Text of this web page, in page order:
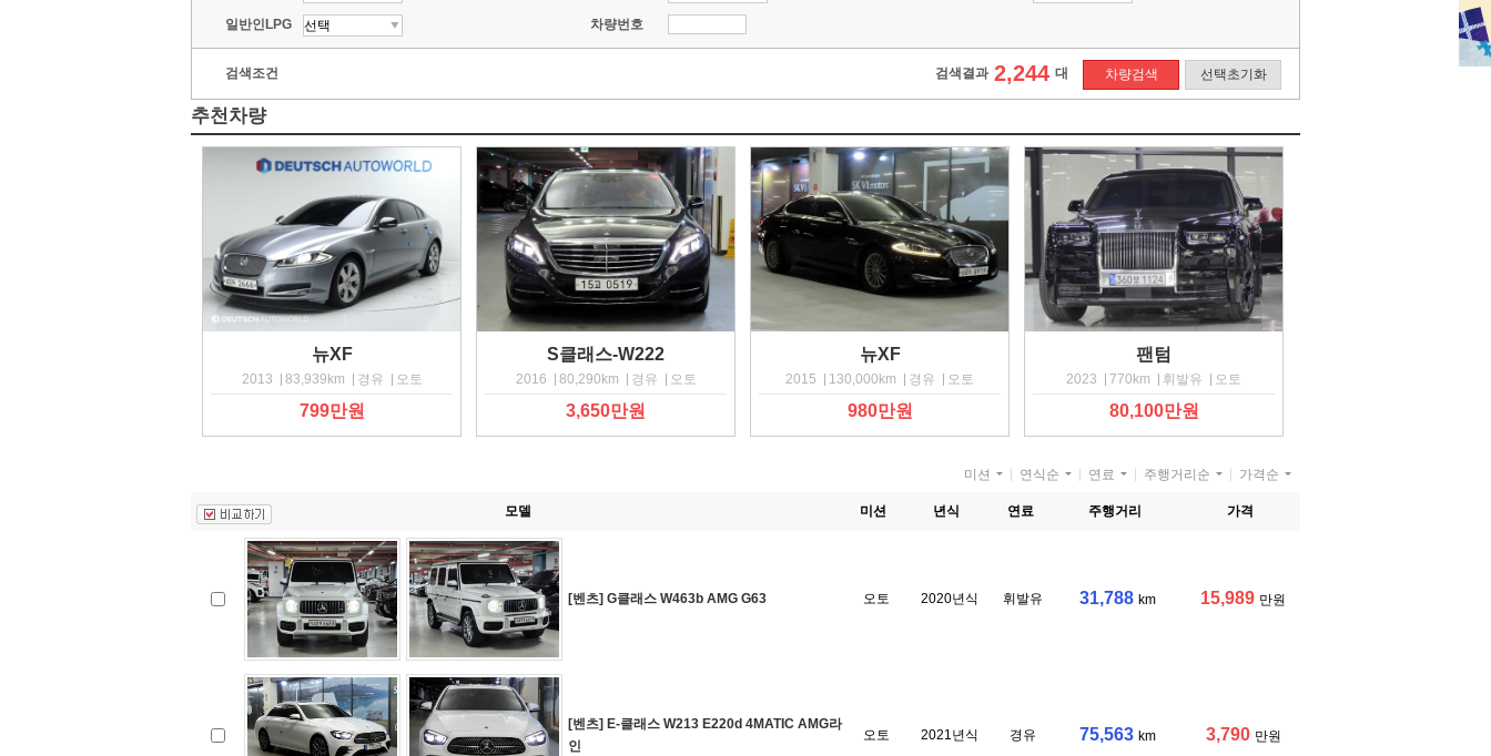
일반인LPG 차량번호
검색조건 검색결과 2,244 대 차량검색 선택초기화
추천차량
뉴XF
2013 83,939km 경유 오토
799만원
S클래스-W222
2016 80,290km 경유 오토
3,650만원
뉴XF
2015 130,000km 경유 오토
980만원
팬텀
2023 770km 휘발유 오토
80,100만원
모델 미션 년식 연료 주행거리 가격
[벤츠] G클래스 W463b AMG G63 오토 2020년식 휘발유 31,788 km 15,989 만원
[벤츠] E-클래스 W213 E220d 4MATIC AMG라
인
오토 2021년식 경유 75,563 km 3,790 만원
미션 연식순 연료 주행거리순 가격순